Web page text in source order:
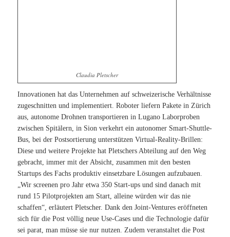
Claudia Pletscher
Innovationen hat das Unternehmen auf schweizerische Verhältnisse
zugeschnitten und implementiert. Roboter liefern Pakete in Zürich
aus, autonome Drohnen transportieren in Lugano Laborproben
zwischen Spitälern, in Sion verkehrt ein autonomer Smart-Shuttle-
Bus, bei der Postsortierung unterstützen Virtual-Reality-Brillen:
Diese und weitere Projekte hat Pletschers Abteilung auf den Weg
gebracht, immer mit der Absicht, zusammen mit den besten
Startups des Fachs produktiv einsetzbare Lösungen aufzubauen.
„Wir screenen pro Jahr etwa 350 Start-ups und sind danach mit
rund 15 Pilotprojekten am Start, alleine würden wir das nie
schaffen“, erläutert Pletscher. Dank den Joint-Ventures eröffneten
sich für die Post völlig neue Use-Cases und die Technologie dafür
sei parat, man müsse sie nur nutzen. Zudem veranstaltet die Post